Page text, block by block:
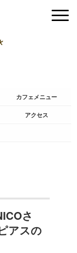
カフェメニュー
アクセス
さ
アスの